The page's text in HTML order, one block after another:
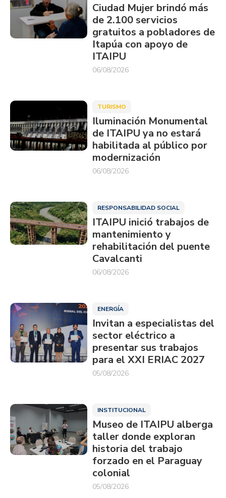
Ciudad Mujer brindó más
de 2.100 servicios
gratuitos a pobladores de
Itapúa con apoyo de
ITAIPU
06/08/2026
TURISMO
Iluminación Monumental
de ITAIPU ya no estará
habilitada al público por
modernización
06/08/2026
RESPONSABILIDAD SOCIAL
ITAIPU inició trabajos de
mantenimiento y
rehabilitación del puente
Cavalcanti
06/08/2026
ENERGÍA
Invitan a especialistas del
sector eléctrico a
presentar sus trabajos
para el XXI ERIAC 2027
05/08/2026
INSTITUCIONAL
Museo de ITAIPU alberga
taller donde exploran
historia del trabajo
forzado en el Paraguay
colonial
05/08/2026